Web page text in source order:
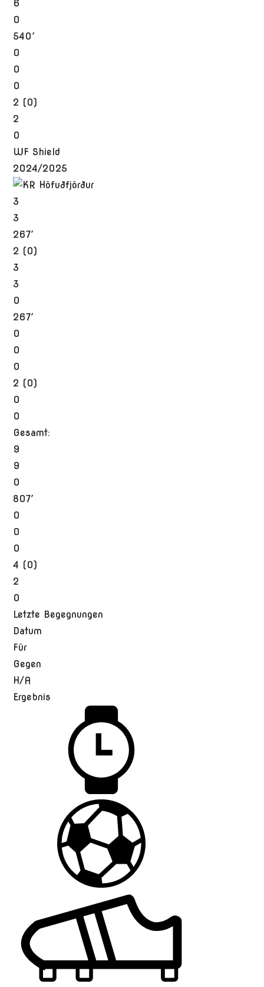
6
0
540′
0
0
0
2 (0)
2
0
WF Shield
2024/2025
3
3
267′
2 (0)
3
3
0
267′
0
0
0
2 (0)
0
0
Gesamt:
9
9
0
807′
0
0
0
4 (0)
2
0
Letzte Begegnungen
Datum
Für
Gegen
H/A
Ergebnis